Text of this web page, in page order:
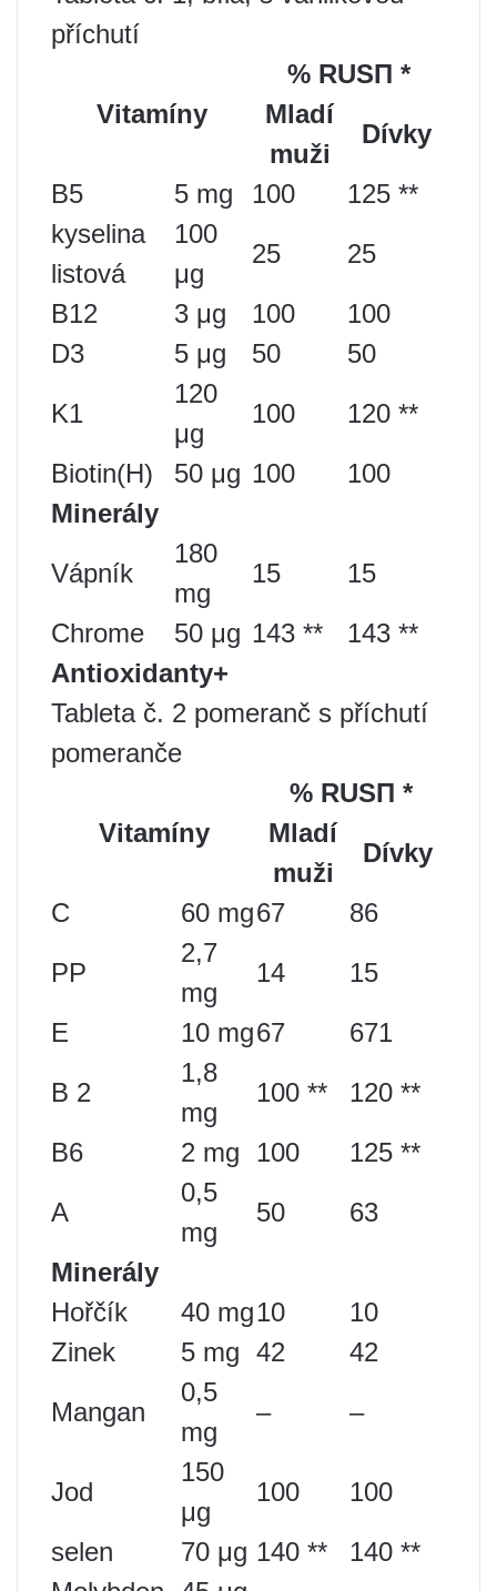
příchutí
Vitamíny
% RUSП *
Mladí
muži
Dívky
B5
5 mg 100
125 **
kyselina
listová
100
μg
25
25
B12
3 μg 100
100
D3
5 μg 50
50
K1
120
μg
100
120 **
Biotin(H)
50 μg 100
100
Minerály
Vápník
180
mg
15
15
Chrome
50 μg 143 **
143 **
Antioxidanty+
Tableta č. 2 pomeranč s příchutí
pomeranče
Vitamíny
% RUSП *
Mladí
muži
Dívky
C
60 mg67
86
PP
2,7
mg
14
15
E
10 mg67
671
B 2
1,8
mg
100 **
120 **
B6
2 mg 100
125 **
A
0,5
mg
50
63
Minerály
Hořčík
40 mg10
10
Zinek
5 mg 42
42
Mangan
0,5
mg
– –
Jod
150
μg
100
100
selen
70 μg 140 **
140 **